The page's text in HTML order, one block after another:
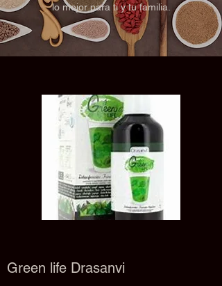
lo mejor para ti y tu familia.
Green life Drasanvi